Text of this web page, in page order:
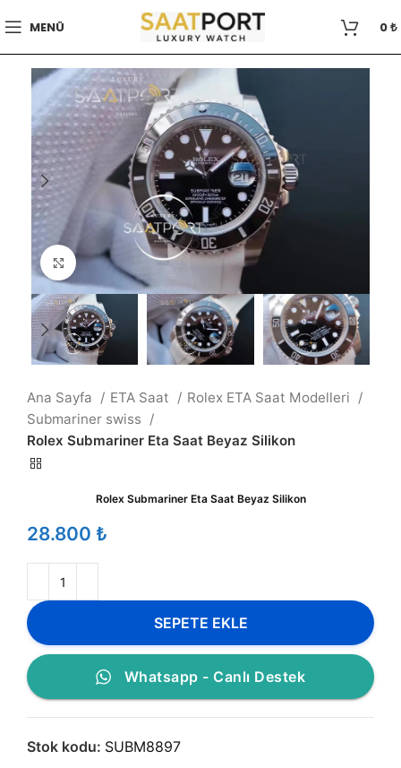
MENÜ 0₺
Büyütmek için tıklayın
Ana Sayfa ETA Saat
Rolex ETA Saat Modelleri
Submariner swiss
Rolex Submariner Eta Saat Beyaz Silikon
Rolex Submariner Eta Saat Beyaz Silikon
₺
SEPETE EKLE
Whatsapp - Canlı Destek
Stok kodu: SUBM8897